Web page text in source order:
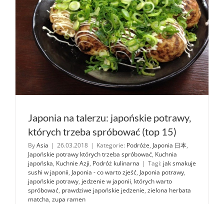
i inne
Japonia na talerzu: japońskie potrawy,
których trzeba spróbować (top 15)
ByAsia | 26.03.2018 | Kategorie: Podróże, Japonia 日本,
Japońskie potrawy których trzeba spróbować, Kuchnia
japońska, Kuchnie Azji, Podróż kulinarna | Tagi: jak smakuje
sushi w japonii, Japonia - co warto zjeść, Japonia potrawy,
japońskie potrawy, jedzenie w japonii, których warto
spróbować, prawdziwe japońskie jedzenie, zielona herbata
matcha, zupa ramen